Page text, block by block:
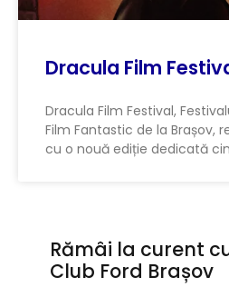
Dracula Film
Dracula Film Festival,
Film Fantastic de la Brașov,
cu o nouă ediție dedicată
Rămâi la curent
Club Ford Brașov